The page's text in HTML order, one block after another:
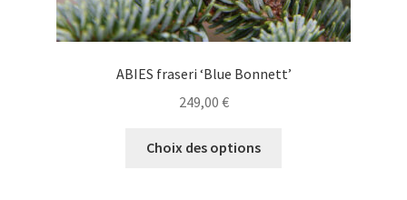
ABIES fraseri ‘Blue Bonnett’
249,00 €
Choix des options